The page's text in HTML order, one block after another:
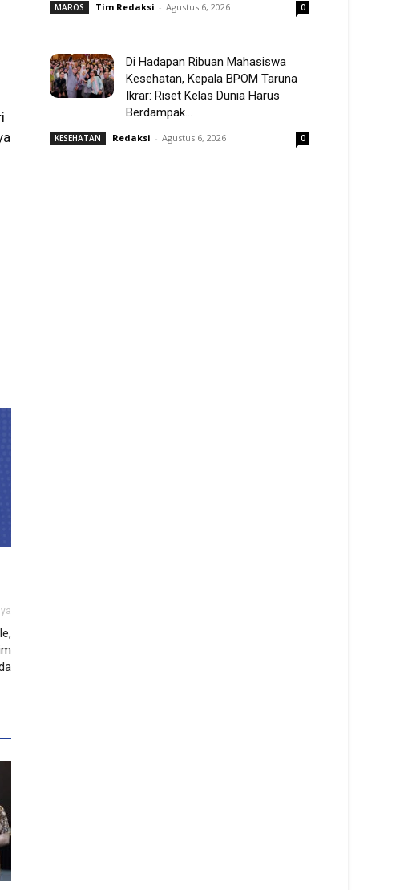
MAROS Tim Redaksi - Agustus 6, 2026 0
Di Hadapan Ribuan Mahasiswa
Kesehatan, Kepala BPOM Taruna
Ikrar: Riset Kelas Dunia Harus
Berdampak...
KESEHATAN Redaksi - Agustus 6, 2026 0